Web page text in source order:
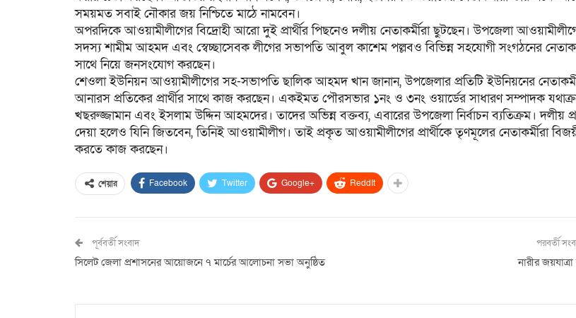
সময়মত সবাই নৌকার জয় নিশ্চিতে মাঠে নামবেন।
অপরদিকে আওয়ামীলীগের বিদ্রোহী আরো দুই প্রার্থীর পিছনেও দলীয় নেতাকর্মীরা ছুটছেন। উপজেলা
সদস্য শামীম আহমদ এবং স্বেচ্ছাসেবক লীগের সভাপতি আবুল কাশেম পল্লবও বিভিন্ন সহযোগী সংগঠনের
সাথে নিয়ে জনসংযোগ করছেন।
শেওলা ইউনিয়ন আওয়ামীলীগের সহ-সভাপতি ছালিক আহমদ খান জানান, উপজেলার প্রতিটি ইউনিয়নের
আনারস প্রতিকের প্রার্থীর সাথে কাজ করছেন। একইমত পৌরসভার ১নং ও ৩নং ওয়ার্ডের সাধারণ সম্পাদক
খছরুজ্জামান এবং ইসলাম উদ্দিন আহমদের। তাদের অভিন্ন বক্তব্য, এবারের উপজেলা নির্বাচন ব্যতিক্রম। দলীয়
দেয়া হলেও যিনি জিতবেন, তিনিই আওয়ামীলীগ। তাই প্রকৃত আওয়ামীলীগের প্রার্থীকে তৃণমূলের নেতাকর্মীরা
করতে কাজ করছেন।
শেয়ার Facebook Twitter Google+ ReddIt
পূর্ববর্তী সংবাদ
সিলেট জেলা প্রশাসনের আয়োজনে ৭ মার্চের আলোচনা সভা অনুষ্ঠিত
পরবর্তী
নারীর জয়যাত্রা